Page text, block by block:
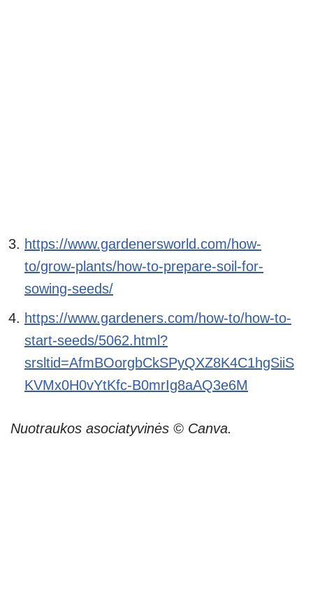
https://www.gardenersworld.com/how-
to/grow-plants/how-to-prepare-soil-for-
sowing-seeds/
https://www.gardeners.com/how-to/how-to-
start-seeds/5062.html?
srsltid=AfmBOorgbCkSPyQXZ8K4C1hgSiiS
KVMx0H0vYtKfc-B0mrIg8aAQ3e6M
Nuotraukos asociatyvinės © Canva.